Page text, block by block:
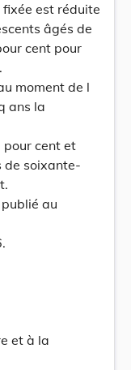
est réduite
âgés de
cent pour
moment de l
ans la
cent et
de soixante-
au
et à la